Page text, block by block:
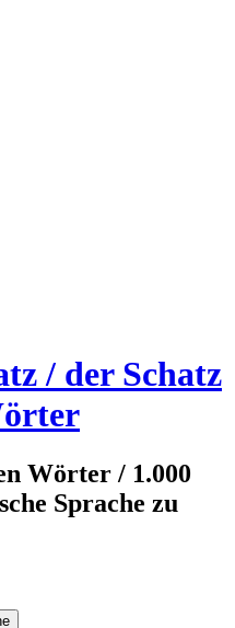
/ der Schatz
Wörter / 1.000
Sprache zu